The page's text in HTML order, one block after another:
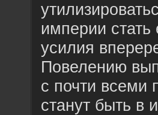
империи
усилия
Повелению
с почти всеми
станут быть в